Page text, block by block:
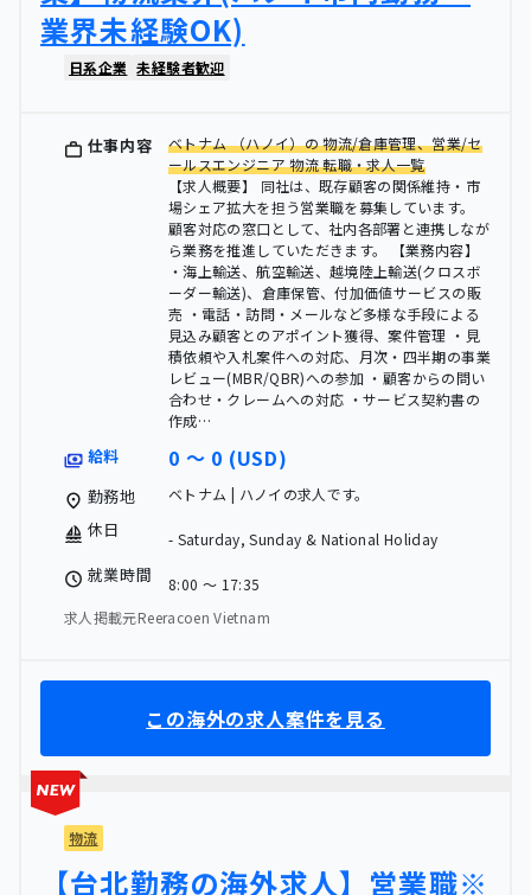
業界未経験OK)
日系企業 未経験者歓迎
仕事内容
ベトナム （ハノイ）の 物流/倉庫管理、営業/セ
ールスエンジニア 物流 転職・求人一覧
【求人概要】 同社は、既存顧客の関係維持・市
場シェア拡大を担う営業職を募集しています。
顧客対応の窓口として、社内各部署と連携しなが
ら業務を推進していただきます。 【業務内容】
・海上輸送、航空輸送、越境陸上輸送(クロスボ
ーダー輸送)、倉庫保管、付加価値サービスの販
売 ・電話・訪問・メールなど多様な手段による
見込み顧客とのアポイント獲得、案件管理 ・見
積依頼や入札案件への対応、月次・四半期の事業
レビュー(MBR/QBR)への参加 ・顧客からの問い
合わせ・クレームへの対応 ・サービス契約書の
作成…
給料 0 〜 0 (USD)
勤務地 ベトナム | ハノイの求人です。
休日 - Saturday, Sunday & National Holiday
就業時間
8:00 〜 17:35
求人掲載元Reeracoen Vietnam
この海外の求人案件を見る
物流
【台北勤務の海外求人】営業職※